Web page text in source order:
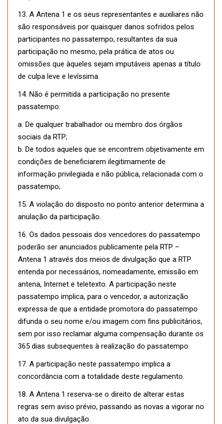
13. A Antena 1 e os seus representantes e auxiliares não
são responsáveis por quaisquer danos sofridos pelos
participantes no passatempo, resultantes da sua
participação no mesmo, pela prática de atos ou
omissões que àqueles sejam imputáveis apenas a título
de culpa leve e levíssima.
14. Não é permitida a participação no presente
passatempo:
a. De qualquer trabalhador ou membro dos órgãos
sociais da RTP;
b. De todos aqueles que se encontrem objetivamente em
condições de beneficiarem ilegitimamente de
informação privilegiada e não pública, relacionada com o
passatempo;
15. A violação do disposto no ponto anterior determina a
anulação da participação.
16. Os dados pessoais dos vencedores do passatempo
poderão ser anunciados publicamente pela RTP –
Antena 1 através dos meios de divulgação que a RTP
entenda por necessários, nomeadamente, emissão em
antena, Internet e teletexto. A participação neste
passatempo implica, para o vencedor, a autorização
expressa de que a entidade promotora do passatempo
difunda o seu nome e/ou imagem com fins publicitários,
sem por isso reclamar alguma compensação durante os
365 dias subsequentes à realização do passatempo.
17. A participação neste passatempo implica a
concordância com a totalidade deste regulamento.
18. A Antena 1 reserva-se o direito de alterar estas
regras sem aviso prévio, passando as novas a vigorar no
ato da sua divulgação.